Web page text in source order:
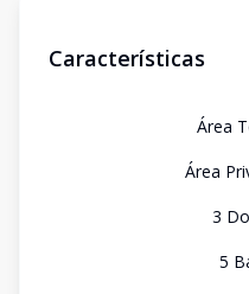
Características
Área
Área
3
5